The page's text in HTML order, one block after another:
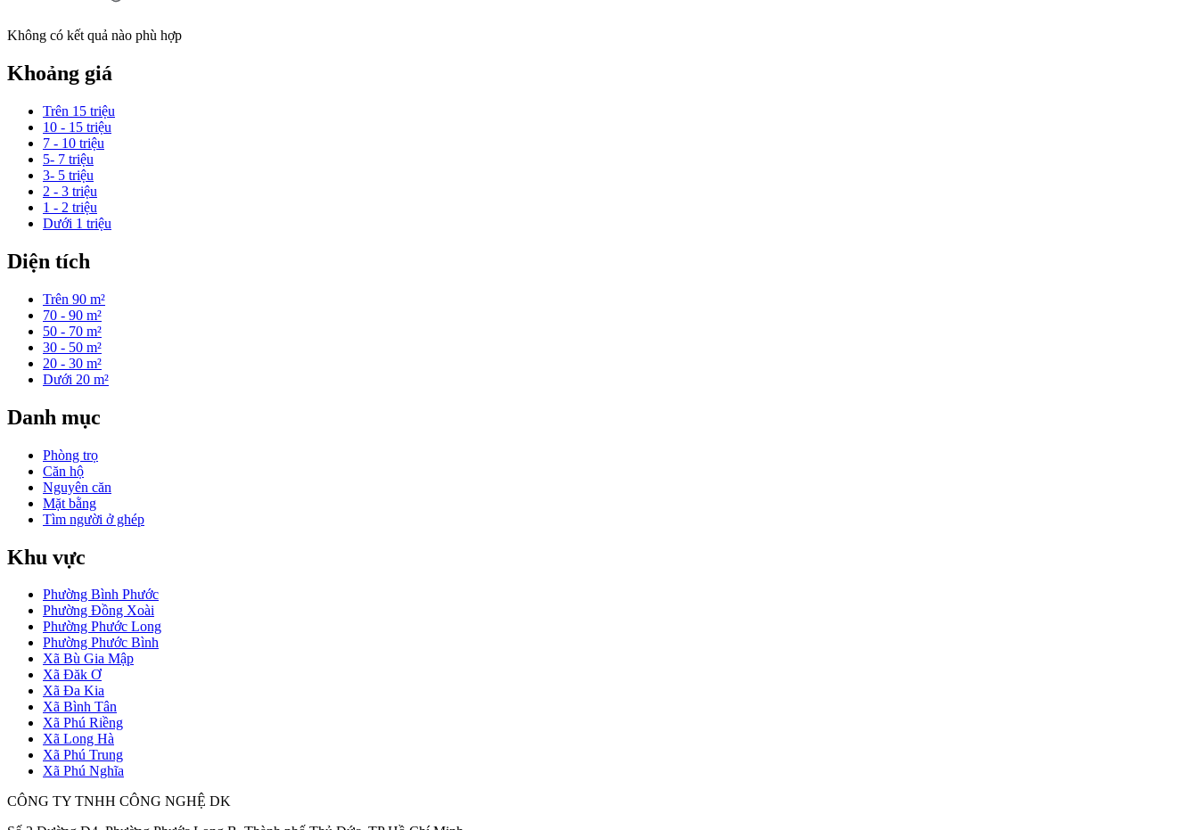
Không có kết quả nào phù hợp
Khoảng giá
Trên 15 triệu
10 - 15 triệu
7 - 10 triệu
5- 7 triệu
3- 5 triệu
2 - 3 triệu
1 - 2 triệu
Dưới 1 triệu
Diện tích
Trên 90 m²
70 - 90 m²
50 - 70 m²
30 - 50 m²
20 - 30 m²
Dưới 20 m²
Danh mục
Phòng trọ
Căn hộ
Nguyên căn
Mặt bằng
Tìm người ở ghép
Khu vực
Phường Bình Phước
Phường Đồng Xoài
Phường Phước Long
Phường Phước Bình
Xã Bù Gia Mập
Xã Đăk Ơ
Xã Đa Kia
Xã Bình Tân
Xã Phú Riềng
Xã Long Hà
Xã Phú Trung
Xã Phú Nghĩa
CÔNG TY TNHH CÔNG NGHỆ DK